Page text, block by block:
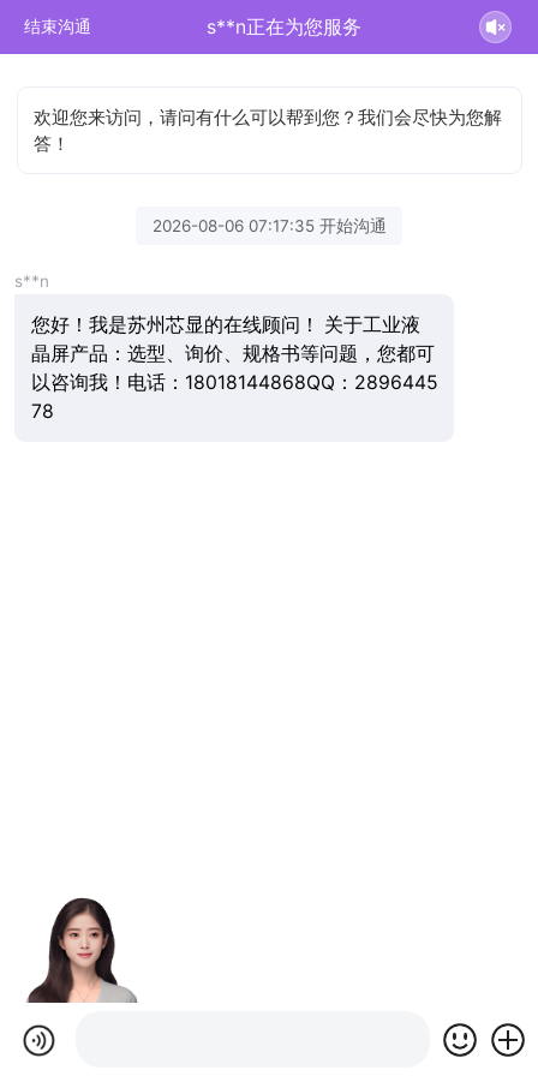
结束沟通 s**n正在为您服务
欢迎您来访问，请问有什么可以帮到您？我们会尽快为您解
答！
2026-08-06 07:17:35 开始沟通
s**n
您好！我是苏州芯显的在线顾问！ 关于工业液
晶屏产品：选型、询价、规格书等问题，您都可
以咨询我！电话：18018144868QQ：2896445
78